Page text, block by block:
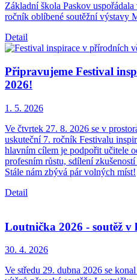
Základní škola Paskov
ročník oblíbené soutěžní výstavy
Detail
Připravujeme Festival
2026!
1. 5. 2026
Ve čtvrtek 27. 8. 2026 se v
uskuteční 7. ročník Festivalu
hlavním cílem je podpořit učitele
profesním růstu, sdílení
Stále nám zbývá pár volných míst!
Detail
Loutnička 2026 - soutěž v
30. 4. 2026
Ve středu 29. dubna 2026 se